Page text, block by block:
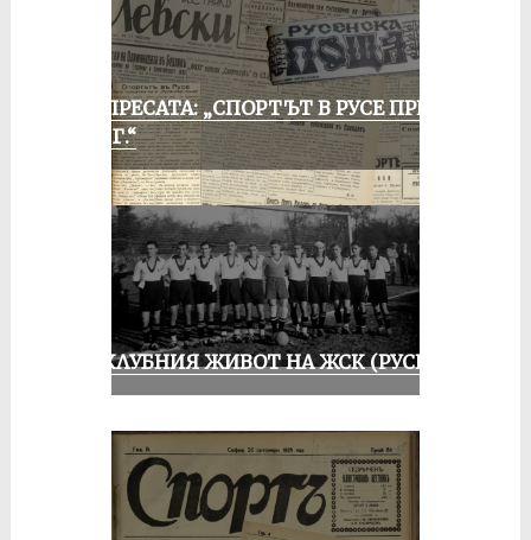
ОТ ПРЕСАТА: „СПОРТЪТ В РУСЕ ПРЕЗ
1935 Г.“
ИЗ КЛУБНИЯ ЖИВОТ НА ЖСК (РУСЕ)